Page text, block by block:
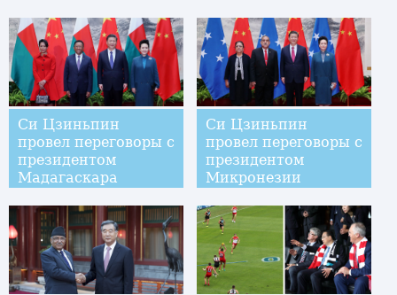
разработок
компании Haier --
F&P в Окленде
Си Цзиньпин
провел переговоры с
президентом
Мадагаскара
Си Цзиньпин
провел переговоры с
президентом
Микронезии